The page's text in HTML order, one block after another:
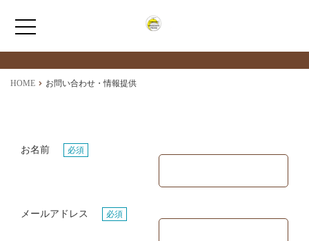
ホーム
はこだてpicks maps
お問い合わせ・情報提供
HOME お問い合わせ・情報提供
お名前 必須
メールアドレス 必須